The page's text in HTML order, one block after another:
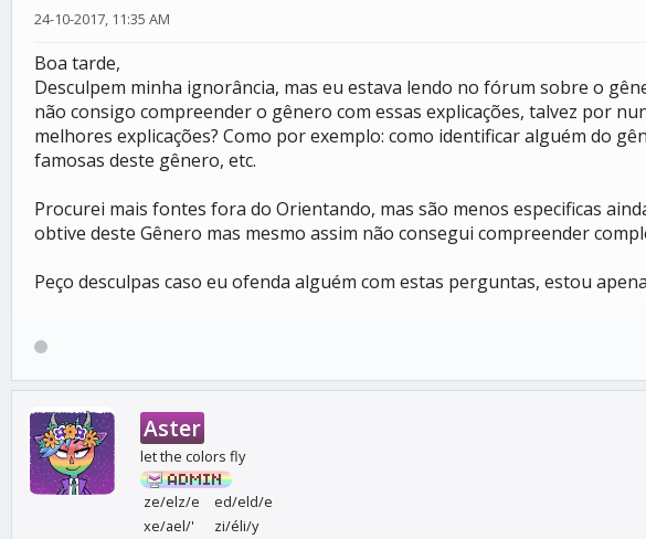
24-10-2017, 11:35 AM
Boa tarde,
Desculpem minha ignorância, mas eu estava lendo no fórum sobre o
não consigo compreender o gênero com essas explicações, talvez por
melhores explicações? Como por exemplo: como identificar alguém do
famosas deste gênero, etc.
Procurei mais fontes fora do Orientando, mas são menos especificas
obtive deste Gênero mas mesmo assim não consegui compreender
Peço desculpas caso eu ofenda alguém com estas perguntas, estou
Aster
let the colors fly
ze/elz/e
ed/eld/e
xe/ael/'
zi/éli/y